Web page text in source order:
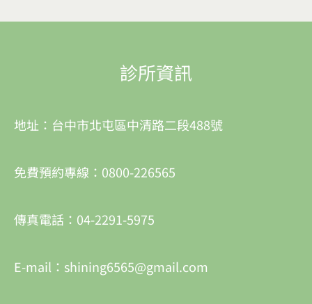
診所資訊
地址：台中市北屯區中清路二段488號
免費預約專線：0800-226565
傳真電話：04-2291-5975
E-mail：shining6565@gmail.com